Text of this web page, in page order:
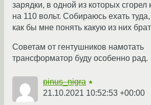
зарядки, в одной из которых сгорел
на 110 вольт. Собираюсь ехать туда,
как бы мне понять какую из них
Советам от гентушников намотать
трансформатор буду особенно рад.
pinus_nigra ★
21.10.2021 10:52:53 +00:00